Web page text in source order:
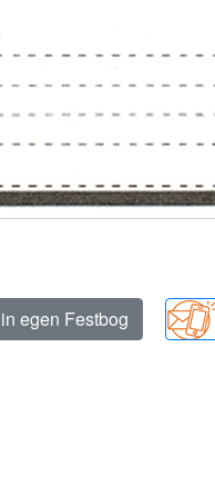
egen Festbog